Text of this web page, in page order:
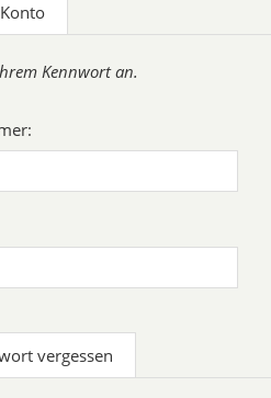
Kennwort an.
vergessen